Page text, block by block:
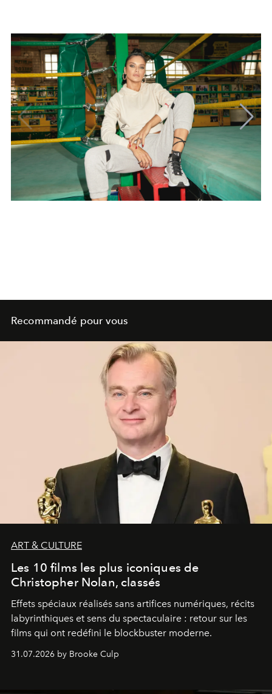
Recommandé pour vous
ART & CULTURE
Les 10 films les plus iconiques de
Christopher Nolan, classés
Effets spéciaux réalisés sans artifices numériques, récits
labyrinthiques et sens du spectaculaire : retour sur les
films qui ont redéfini le blockbuster moderne.
31.07.2026 by Brooke Culp